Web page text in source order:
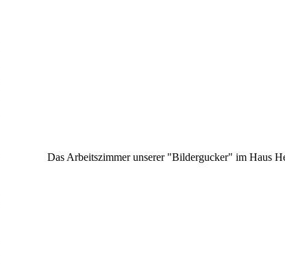
Das Arbeitszimmer unserer "Bildergucker" im Haus